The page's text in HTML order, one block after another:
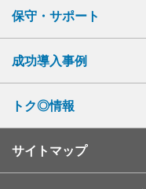
保守・サポート
成功導入事例
トク◎情報
サイトマップ